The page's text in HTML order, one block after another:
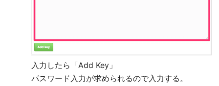
入力したら「Add Key」
パスワード入力が求められるので入力する。